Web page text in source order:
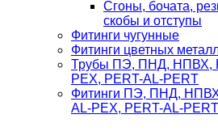
Сгоны, бочата,
скобы и отступы
Фитинги чугунные
Фитинги цветных
Трубы ПЭ, ПНД, НПВХ,
PEX, PERT-AL-PERT
Фитинги ПЭ, ПНД,
AL-PEX, PERT-AL-PERT